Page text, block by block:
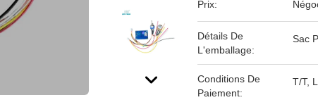
Prix:
Détails De
L'emballage:
Sac
Conditions De
Paiement:
T/T,